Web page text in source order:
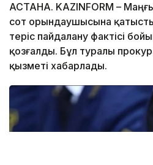
АСТАНА. KAZINFORM –
сот орындаушысына қатысты
теріс пайдалану фактісі
қозғалды. Бұл туралы
қызметі хабарлады.